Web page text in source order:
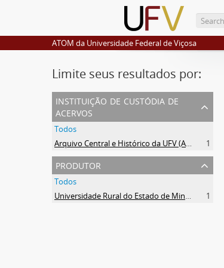
ATOM da Universidade Federal de Viçosa
Limite seus resultados por:
instituição de custódia de
acervos
Todos
Arquivo Central e Histórico da UFV (ACH-UFV)
1
produtor
Todos
Universidade Rural do Estado de Minas Gerais (Uremg)
1